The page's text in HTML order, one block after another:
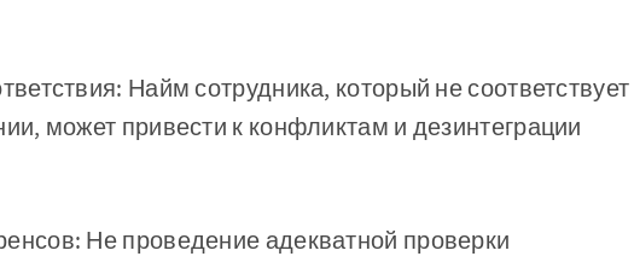
Найм сотрудника, который не соответствует
может привести к конфликтам и дезинтеграции
Не проведение адекватной проверки